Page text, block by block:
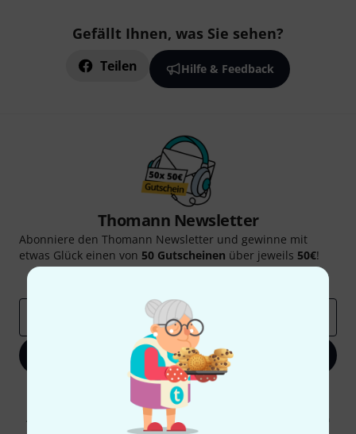
Gefällt Ihnen, was Sie sehen?
Teilen Hilfe & Feedback
Thomann Newsletter
Abonniere den Thomann Newsletter und gewinne mit
etwas Glück einen von 50 Gutscheinen über jeweils 50€!
Thomann Insights
Jetzt anmelden
Mit Klick auf „Jetzt anmelden“ stimmen Sie dem Erhalt von E-Mail-
Werbung und einer Messung des E-Mail-Nutzungsverhaltens zu. Die
Abmeldung ist jederzeit möglich. Weitere Informationen finden Sie in
unserenDatenschutzhinweisen